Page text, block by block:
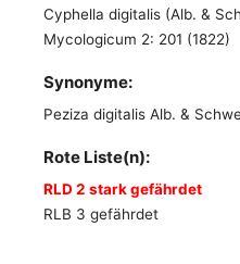
Cyphella digitalis (Alb. &
Mycologicum 2: 201 (1822)
Synonyme:
Peziza digitalis Alb. &
Rote Liste(n):
RLD 2 stark gefährdet
RLB 3 gefährdet